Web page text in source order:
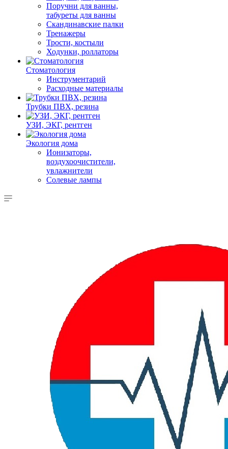
Поручни для ванны,
табуреты для ванны
Скандинавские палки
Тренажеры
Трости, костыли
Ходунки, роллаторы
Стоматология
Инструментарий
Расходные материалы
Трубки ПВХ, резина
УЗИ, ЭКГ, рентген
Экология дома
Ионизаторы,
воздухоочистители,
увлажнители
Солевые лампы